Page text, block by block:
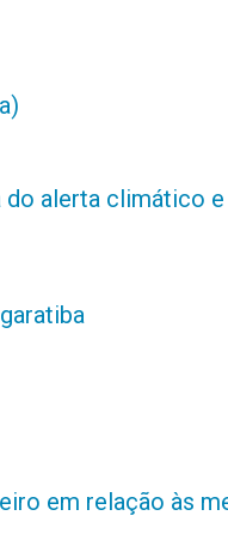
do alerta climático
em relação às